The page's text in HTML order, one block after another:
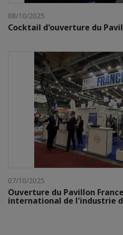
08/10/2025
Cocktail d'ouverture du
07/10/2025
Ouverture du Pavillon
international de l'industrie